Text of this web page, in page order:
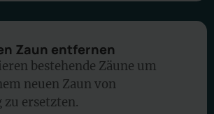
Zaun entfernen
bestehende Zäune um
neuen Zaun von
ersetzten.